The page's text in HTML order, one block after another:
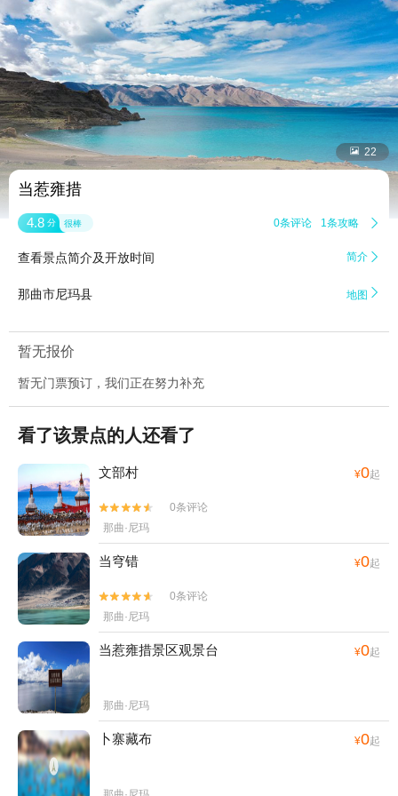
 22
当惹雍措
4.8 分 很棒 0条评论 1条攻略 
查看景点简介及开放时间 简介 
那曲市尼玛县 地图 
暂无报价
暂无门票预订，我们正在努力补充
看了该景点的人还看了
文部村 ¥0起


0条评论
那曲·尼玛
当穹错 ¥0起


0条评论
那曲·尼玛
当惹雍措景区观景台 ¥0起
那曲·尼玛
卜寨藏布 ¥0起
